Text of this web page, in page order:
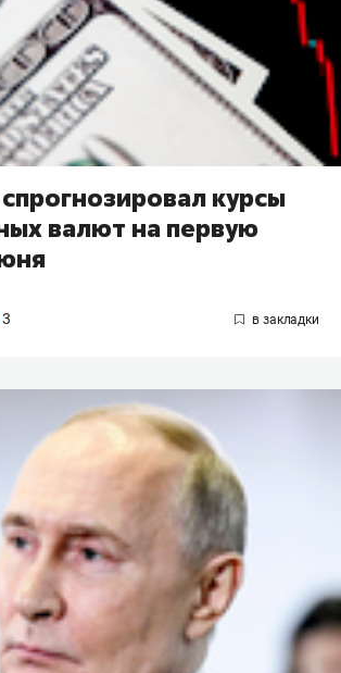
курсы
валют на первую
3